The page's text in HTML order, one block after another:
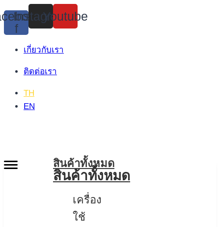
Skip
to
content
f
Instagram
Youtube
เกี่ยวกับเรา
ติดต่อเรา
TH
EN
สินค้าทั้งหมด
สินค้าทั้งหมด
เครื่อง
ใช้